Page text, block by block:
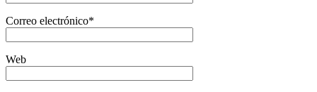
Correo electrónico*
Web